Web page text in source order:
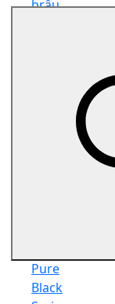
brâu
cosmetice
Pure
Black